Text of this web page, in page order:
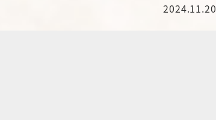
投稿日
2024.11.20